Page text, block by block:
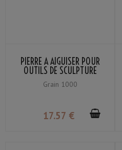
PIERRE À AIGUISER POUR
OUTILS DE SCULPTURE
SUEHIRO 2HS-10
Grain 1000
17.57 €